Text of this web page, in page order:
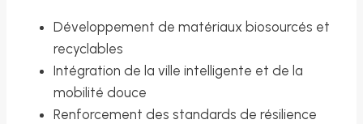
Développement de matériaux biosourcés et
recyclables
Intégration de la ville intelligente et de la
mobilité douce
Renforcement des standards de résilience